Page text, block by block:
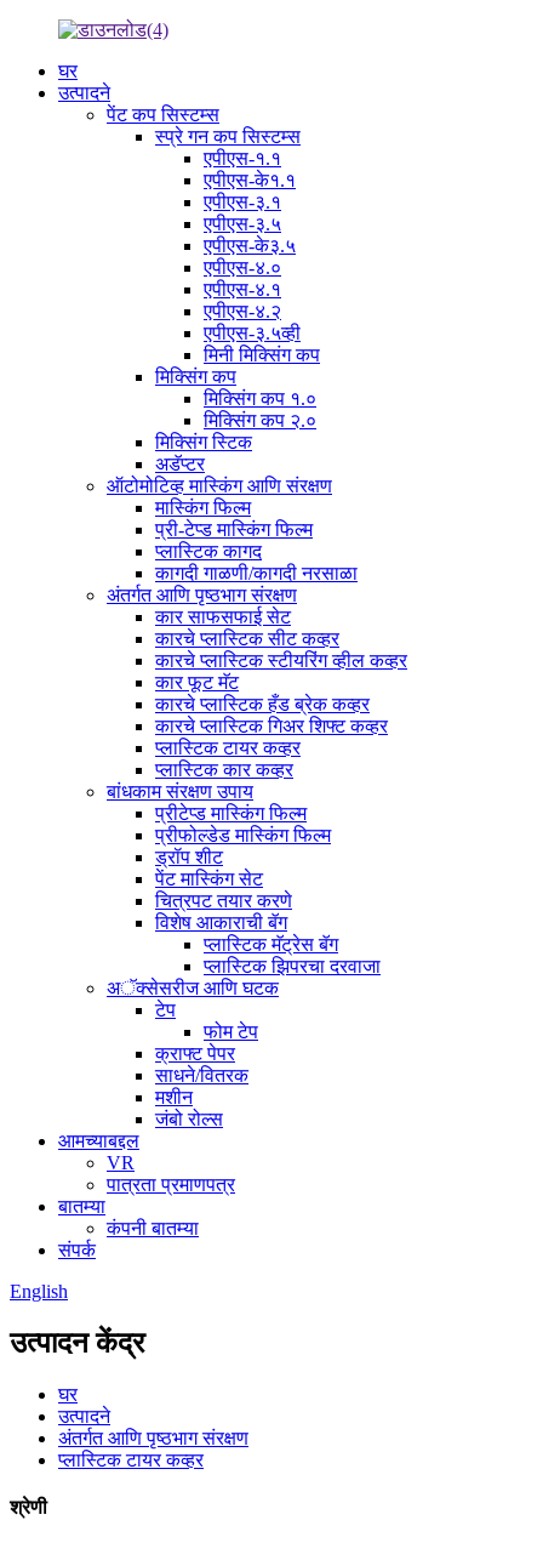
घर
उत्पादने
पेंट कप सिस्टम्स
स्प्रे गन कप सिस्टम्स
एपीएस-१.१
एपीएस-के१.१
एपीएस-३.१
एपीएस-३.५
एपीएस-के३.५
एपीएस-४.०
एपीएस-४.१
एपीएस-४.२
एपीएस-३.५व्ही
मिनी मिक्सिंग कप
मिक्सिंग कप
मिक्सिंग कप १.०
मिक्सिंग कप २.०
मिक्सिंग स्टिक
अडॅप्टर
ऑटोमोटिव्ह मास्किंग आणि संरक्षण
मास्किंग फिल्म
प्री-टेप्ड मास्किंग फिल्म
प्लास्टिक कागद
कागदी गाळणी/कागदी नरसाळा
अंतर्गत आणि पृष्ठभाग संरक्षण
कार साफसफाई सेट
कारचे प्लास्टिक सीट कव्हर
कारचे प्लास्टिक स्टीयरिंग व्हील कव्हर
कार फूट मॅट
कारचे प्लास्टिक हँड ब्रेक कव्हर
कारचे प्लास्टिक गिअर शिफ्ट कव्हर
प्लास्टिक टायर कव्हर
प्लास्टिक कार कव्हर
बांधकाम संरक्षण उपाय
प्रीटेप्ड मास्किंग फिल्म
प्रीफोल्डेड मास्किंग फिल्म
ड्रॉप शीट
पेंट मास्किंग सेट
चित्रपट तयार करणे
विशेष आकाराची बॅग
प्लास्टिक मॅट्रेस बॅग
प्लास्टिक झिपरचा दरवाजा
अॅक्सेसरीज आणि घटक
टेप
फोम टेप
क्राफ्ट पेपर
साधने/वितरक
मशीन
जंबो रोल्स
आमच्याबद्दल
VR
पात्रता प्रमाणपत्र
बातम्या
कंपनी बातम्या
संपर्क
English
उत्पादन केंद्र
घर
उत्पादने
अंतर्गत आणि पृष्ठभाग संरक्षण
प्लास्टिक टायर कव्हर
श्रेणी